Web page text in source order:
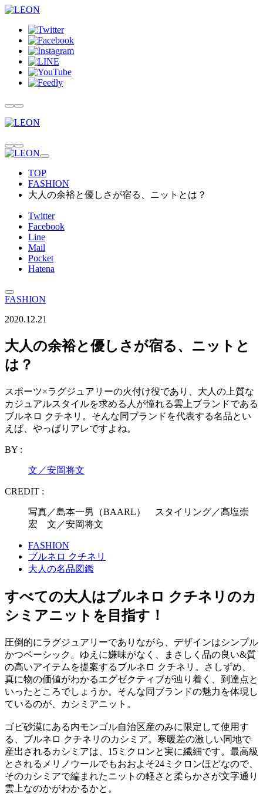
TOP
FASHION
大人の余裕と優しさが宿る、ニットとは？
Twitter
Facebook
Line
Mail
Pocket
Hatena
FASHION
2020.12.21
大人の余裕と優しさが宿る、ニットと
は？
スポーツ×ラグジュアリーの火付け役であり、大人の上質な
カジュアルスタイルを求める人が憧れる雲上ブランドである
ブルネロ クチネリ。そんな同ブランドを代表する名品とい
えば、やっぱりアレですよね。
BY :
文／安岡将文
CREDIT :
写真／島本一男（BAARL） スタイリング／髙塩崇
宏 文／安岡将文
FASHION
ブルネロ クチネリ
大人の名品図鑑
すべての大人はブルネロ クチネリのカ
シミアニットを目指す！
圧倒的にラグジュアリーでありながら、デザインはシンプル
かつベーシック。ゆえに嫌味がなく、まさしく品の良い&質
の高いアイテムを提案するブルネロ クチネリ。さしずめ、
真に物の価値がわかるエグゼクティブが辿り着く、到達点と
いったところでしょうか。そんな同ブランドの魅力を体現し
ているのが、カシミアニット。
ゴビ砂漠にある内モンゴル自治区産のみに限定して使用す
る、ブルネロ クチネリのカシミア。寒暖差の激しい同地で
産出されるカシミアは、15ミクロンと実に繊細です。最高級
とされるメリノウールでもおおよそ24ミクロンほどなので、
そのカシミアで編まれたニットの軽さと柔らかさが文字通り
雲上なのかがわかるかと。